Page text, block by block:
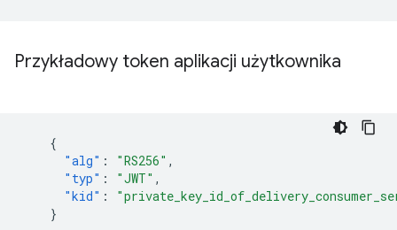
Przykładowy token aplikacji użytkownika
{
"alg" : "RS256" ,
"typ" : "JWT" ,
"kid" :
}